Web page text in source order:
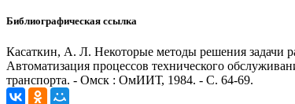
Библиографическая ссылка
Касаткин, А. Л. Некоторые методы решения задачи
Автоматизация процессов технического
транспорта. - Омск : ОмИИТ, 1984. - С. 64-69.